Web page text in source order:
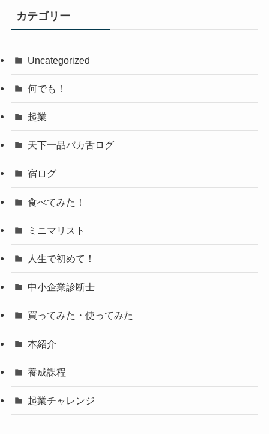
カテゴリー
Uncategorized
何でも！
起業
天下一品バカ舌ログ
宿ログ
食べてみた！
ミニマリスト
人生で初めて！
中小企業診断士
買ってみた・使ってみた
本紹介
養成課程
起業チャレンジ